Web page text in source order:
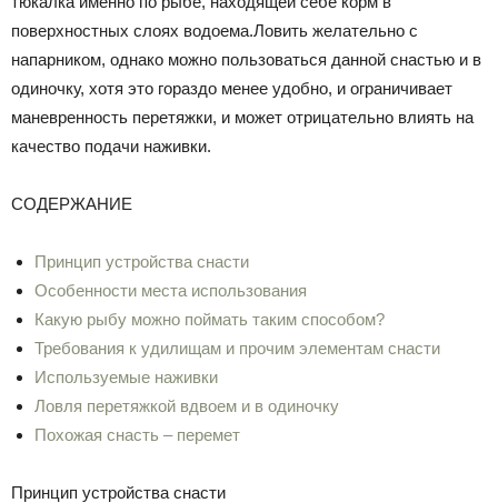
поверхностных слоях водоема.Ловить желательно с
напарником, однако можно пользоваться данной снастью и в
одиночку, хотя это гораздо менее удобно, и ограничивает
маневренность перетяжки, и может отрицательно влиять на
качество подачи наживки.
СОДЕРЖАНИЕ
Принцип устройства снасти
Особенности места использования
Какую рыбу можно поймать таким способом?
Требования к удилищам и прочим элементам снасти
Используемые наживки
Ловля перетяжкой вдвоем и в одиночку
Похожая снасть – перемет
Принцип устройства снасти